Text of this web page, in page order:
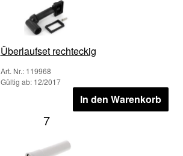
Überlaufset rechteckig
Art. Nr.: 119968
Gültig ab: 12/2017
In den Warenkorb
7